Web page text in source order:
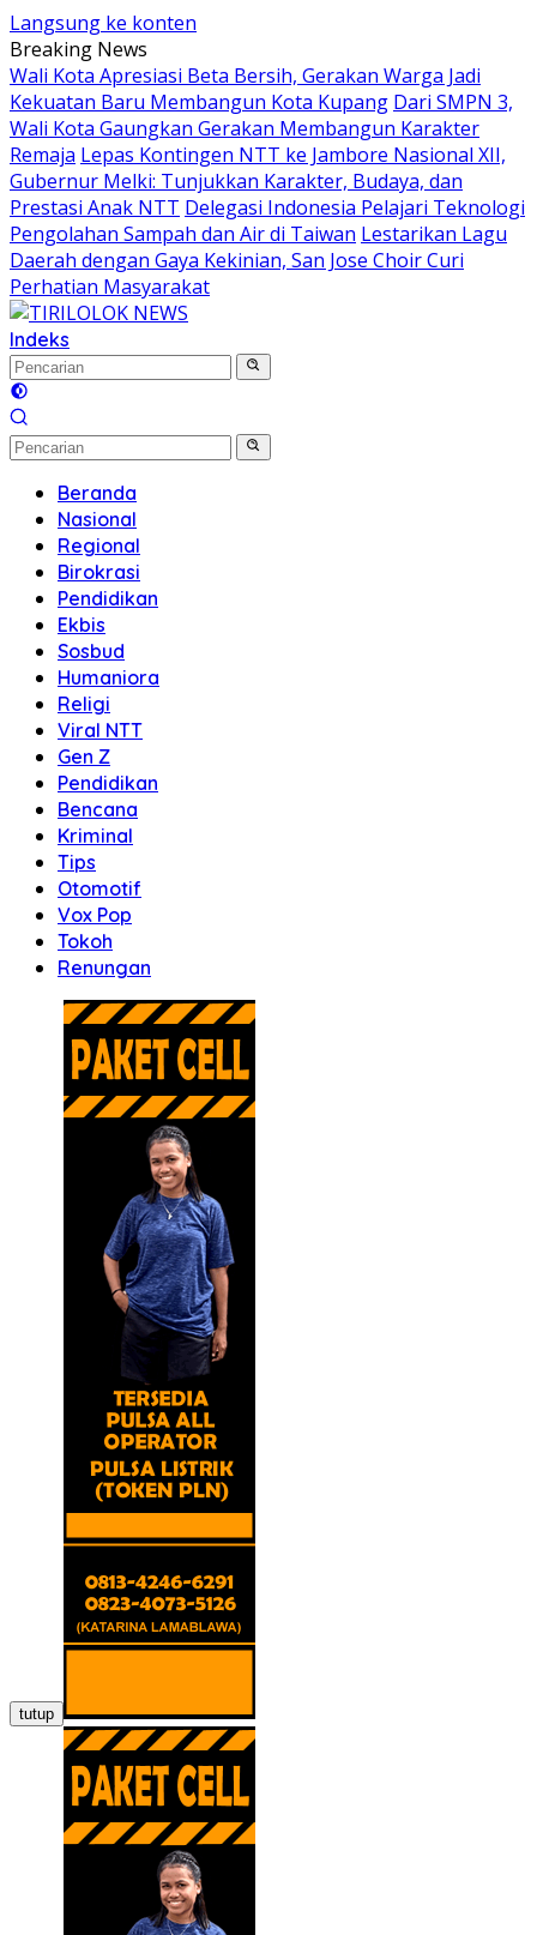
Langsung ke konten
Breaking News
Wali Kota Apresiasi Beta Bersih, Gerakan Warga Jadi
Kekuatan Baru Membangun Kota Kupang Dari SMPN 3,
Wali Kota Gaungkan Gerakan Membangun Karakter
Remaja Lepas Kontingen NTT ke Jambore Nasional XII,
Gubernur Melki: Tunjukkan Karakter, Budaya, dan
Prestasi Anak NTT Delegasi Indonesia Pelajari Teknologi
Pengolahan Sampah dan Air di Taiwan Lestarikan Lagu
Daerah dengan Gaya Kekinian, San Jose Choir Curi
Perhatian Masyarakat
Indeks
Beranda
Nasional
Regional
Birokrasi
Pendidikan
Ekbis
Sosbud
Humaniora
Religi
Viral NTT
Gen Z
Pendidikan
Bencana
Kriminal
Tips
Otomotif
Vox Pop
Tokoh
Renungan
tutup